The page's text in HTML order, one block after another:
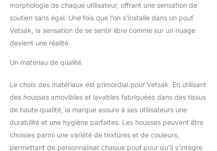
morphologie de chaque utilisateur, offrant une sensation de
soutien sans égal. Une fois que l’on s’installe dans un pouf
Vetsak, la sensation de se sentir libre comme sur un nuage
devient une réalité.
Un matériau de qualité
Le choix des matériaux est primordial pour Vetsak. En utilisant
des housses amovibles et lavables fabriquées dans des tissus
de haute qualité, la marque assure à ses utilisateurs une
durabilité et une hygiène parfaites. Les housses peuvent être
choisies parmi une variété de textures et de couleurs,
permettant de personnaliser chaque pouf pour qu’il s’intègre